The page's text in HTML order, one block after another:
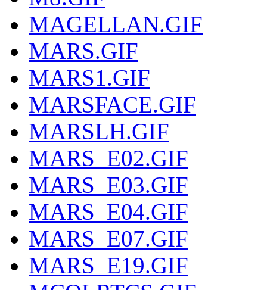
MAGELLAN.GIF
MARS.GIF
MARS1.GIF
MARSFACE.GIF
MARSLH.GIF
MARS_E02.GIF
MARS_E03.GIF
MARS_E04.GIF
MARS_E07.GIF
MARS_E19.GIF